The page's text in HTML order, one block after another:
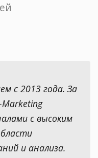
с 2013 года. За
с высоким
и анализа.